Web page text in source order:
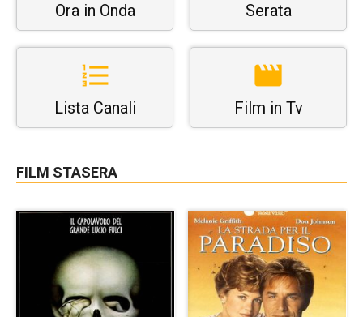
Ora in Onda Serata
Lista Canali Film in Tv
FILM STASERA